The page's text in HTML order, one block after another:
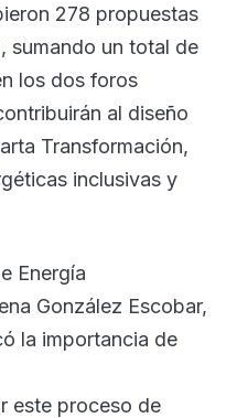
278 propuestas
sumando un total de
los dos foros
al diseño
Transformación,
inclusivas y
Energía
González Escobar,
la importancia de
este proceso de